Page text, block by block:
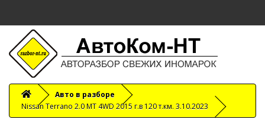
Авто в разборе
Nissan Terrano 2.0 MT 4WD 2015 г.в 120 т.км. 3.10.2023